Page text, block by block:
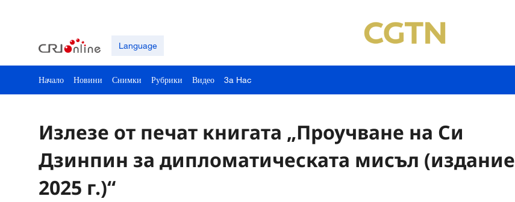
Language
Начало Новини Снимки Рубрики Видео 3a Hac
Излезе от печат книгата „Проучване на Си
Дзинпин за дипломатическата мисъл (издание
2025 г.)“